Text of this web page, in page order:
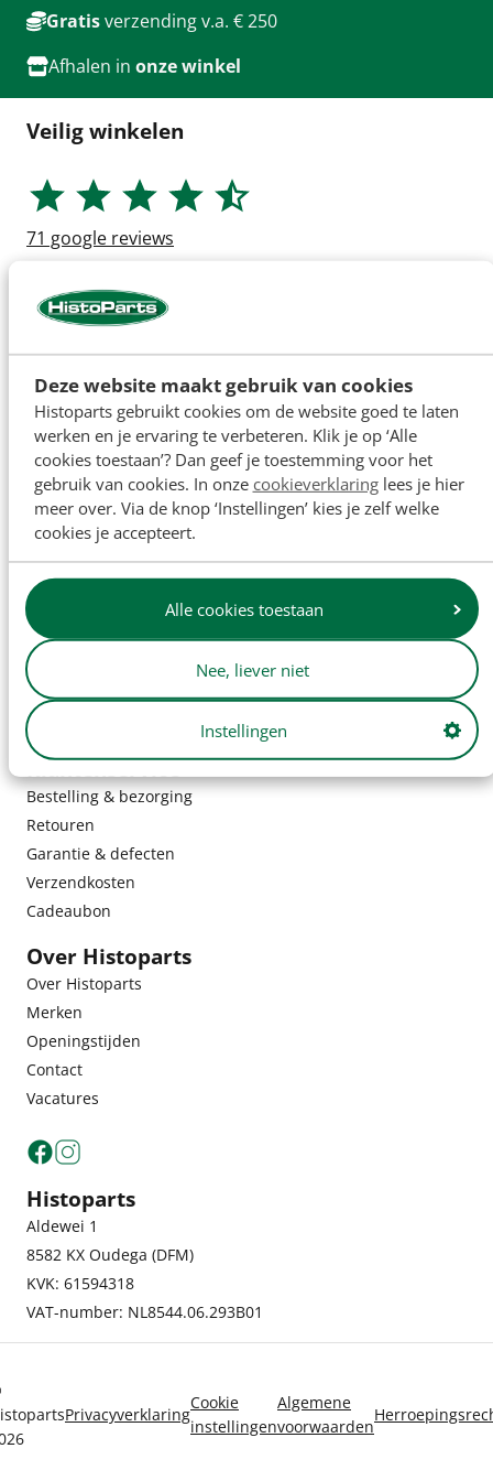
Deze website maakt gebruik van cookies
Histoparts gebruikt cookies om de website goed te laten
werken en je ervaring te verbeteren. Klik je op ‘Alle
cookies toestaan’? Dan geef je toestemming voor het
gebruik van cookies. In onze cookieverklaringlees je hier
meer over. Via de knop ‘Instellingen’ kies je zelf welke
cookies je accepteert.
Alle cookies toestaan
Nee, liever niet
Instellingen
Gratisverzending v.a. € 250
Afhalen in onze winkel
Veilig winkelen
71 google reviews
Klantenservice
Bestelling & bezorging
Retouren
Garantie & defecten
Verzendkosten
Cadeaubon
Over Histoparts
Over Histoparts
Merken
Openingstijden
Contact
Vacatures
Histoparts
Aldewei 1
8582 KX Oudega (DFM)
KVK: 61594318
VAT-number: NL8544.06.293B01
Privacyverklaring
Cookie
instellingen
Algemene
voorwaarden